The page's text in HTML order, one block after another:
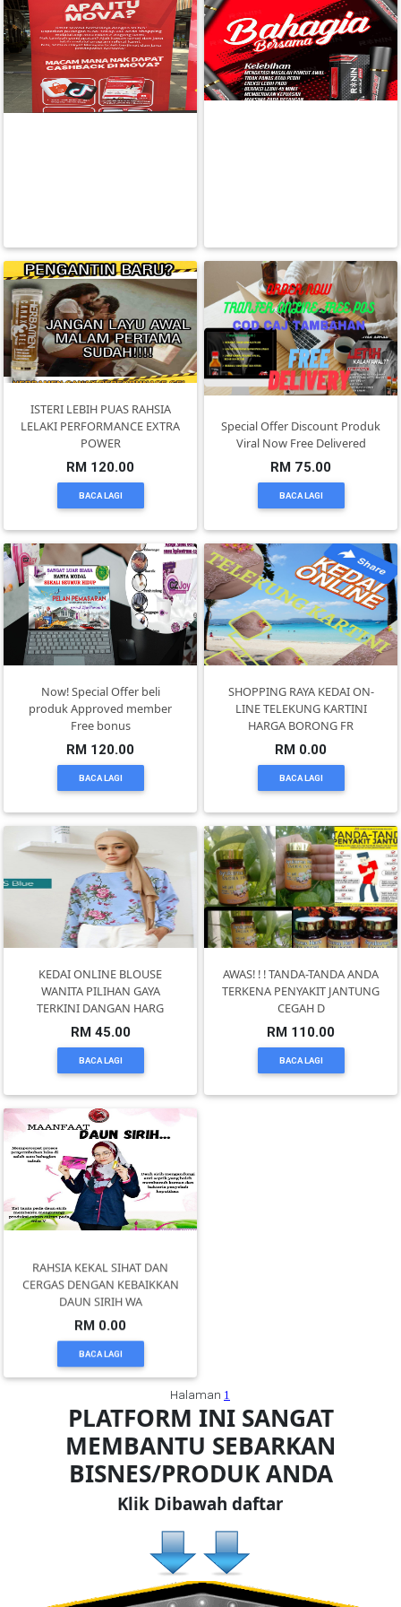
RM 199.00
BACA LAGI
RM 180.00
BACA LAGI
ISTERI LEBIH PUAS RAHSIA
LELAKI PERFORMANCE EXTRA
POWER
RM 120.00
BACA LAGI
Special Offer Discount Produk
Viral Now Free Delivered
RM 75.00
BACA LAGI
Now! Special Offer beli
produk Approved member
Free bonus
RM 120.00
BACA LAGI
SHOPPING RAYA KEDAI ON-
LINE TELEKUNG KARTINI
HARGA BORONG FR
RM 0.00
BACA LAGI
KEDAI ONLINE BLOUSE
WANITA PILIHAN GAYA
TERKINI DANGAN HARG
RM 45.00
BACA LAGI
AWAS! ! ! TANDA-TANDA ANDA
TERKENA PENYAKIT JANTUNG
CEGAH D
RM 110.00
BACA LAGI
CERGAS DENGAN KEBAIKKAN
DAUN SIRIH WA
RM 0.00
Halaman 1
PLATFORM INI SANGAT
MEMBANTU SEBARKAN
BISNES/PRODUK ANDA
Klik Dibawah daftar
FESYEN
WANITA(0)
MINYAK
WANGI(8)
PENDIDIKAN(19)
DAN
TUDUNG(0)
ARTIKEL(14)
PEMBORONG(2)
PRODUK
DIGITAL(29)
MAKANAN(25)
KENDERAAN(6)
ELEKTRONIK(5)
SUKAN/HOBI(2)
PERCUTIAN
PELANCONGAN(1)
RUMAH
&
BARANG
PERIBADI(4)
SERVIS(17)
HARTA
BENDA(1)
KEPERLUAN(16)